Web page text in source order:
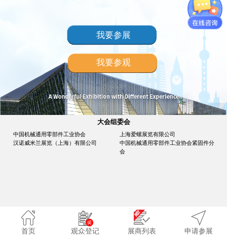
我要参展
我要参观
大会组委会
中国机械通用零部件工业协会
上海爱螺展览有限公司
汉诺威米兰展览（上海）有限公司
中国机械通用零部件工业协会紧固件分
会
首页 观众登记 展商列表 申请参展